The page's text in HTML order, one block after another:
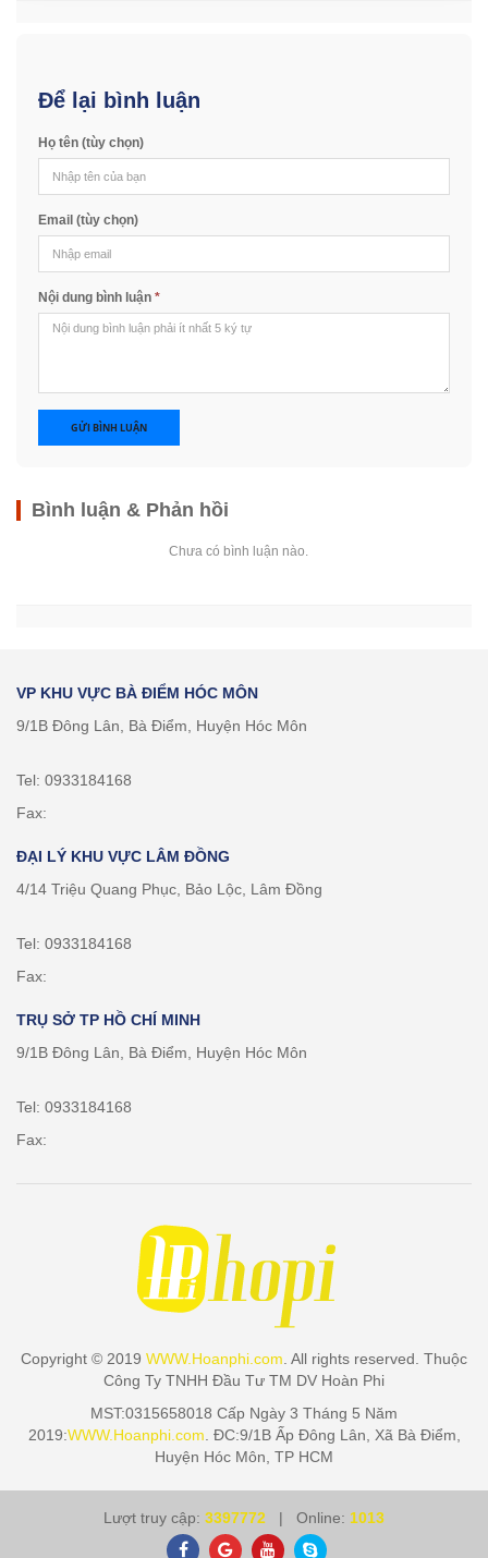
Để lại bình luận
Họ tên (tùy chọn)
Email (tùy chọn)
Nội dung bình luận *
GỬI BÌNH LUẬN
Bình luận & Phản hồi
Chưa có bình luận nào.
VP KHU VỰC BÀ ĐIỂM HÓC MÔN
9/1B Đông Lân, Bà Điểm, Huyện Hóc Môn
Tel: 0933184168
Fax:
ĐẠI LÝ KHU VỰC LÂM ĐỒNG
4/14 Triệu Quang Phục, Bảo Lộc, Lâm Đồng
Tel: 0933184168
Fax:
TRỤ SỞ TP HỒ CHÍ MINH
9/1B Đông Lân, Bà Điểm, Huyện Hóc Môn
Tel: 0933184168
Fax:
Copyright © 2019 WWW.Hoanphi.com. All rights reserved. Thuộc
Công Ty TNHH Đầu Tư TM DV Hoàn Phi
MST:0315658018 Cấp Ngày 3 Tháng 5 Năm
2019:WWW.Hoanphi.com. ĐC:9/1B Ấp Đông Lân, Xã Bà Điểm,
Huyện Hóc Môn, TP HCM
Lượt truy cập: 3397772 | Online: 1013